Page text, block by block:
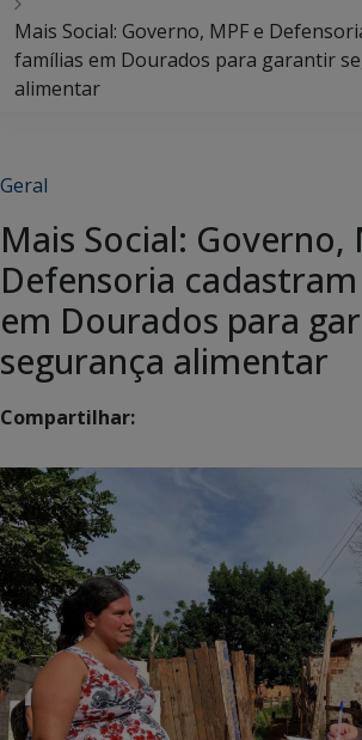
Mais Social: Governo, MPF e
famílias em Dourados para garantir
alimentar
Geral
Mais Social: Governo,
Defensoria
em Dourados para
segurança alimentar
Compartilhar: